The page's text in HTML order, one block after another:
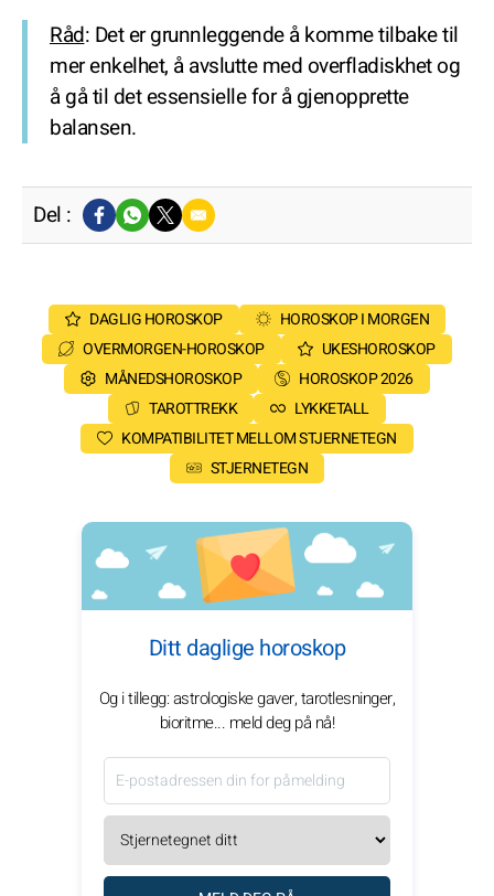
Råd: Det er grunnleggende å komme tilbake til
mer enkelhet, å avslutte med overfladiskhet og
å gå til det essensielle for å gjenopprette
balansen.
Del :
DAGLIG HOROSKOP
HOROSKOP I MORGEN
OVERMORGEN-HOROSKOP
UKESHOROSKOP
MÅNEDSHOROSKOP
HOROSKOP 2026
TAROTTREKK
LYKKETALL
KOMPATIBILITET MELLOM STJERNETEGN
STJERNETEGN
Ditt daglige horoskop
Og i tillegg: astrologiske gaver, tarotlesninger,
bioritme... meld deg på nå!